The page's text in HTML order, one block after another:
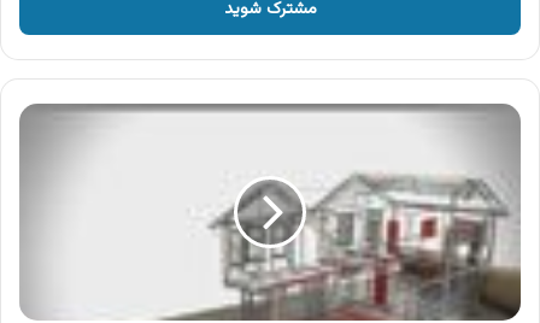
وارد
کنید
آگهی
وحید
کشی
پلیمری